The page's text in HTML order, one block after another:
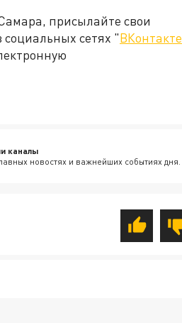
присылайте свои
сетях "ВКонтакте
каналы
новостях и важнейших событиях дня.